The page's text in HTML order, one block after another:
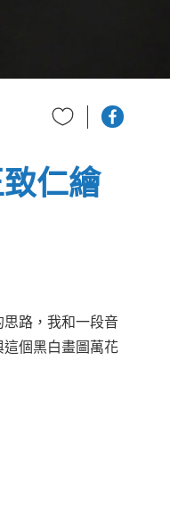
仁繪
思路，我和一段音
個黑白畫圖萬花